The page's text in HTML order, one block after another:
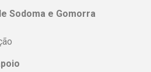
Sodoma e Gomorra